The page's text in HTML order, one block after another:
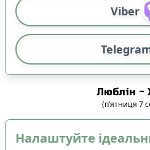
Viber
Люблін -
(п’ятниця 7
Налаштуйте